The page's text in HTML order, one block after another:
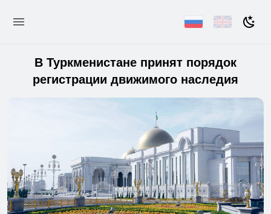
В Туркменистане принят порядок
регистрации движимого наследия